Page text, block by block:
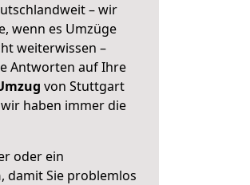
– wir
wenn es Umzüge
weiterwissen –
Antworten auf Ihre
von Stuttgart
haben immer die
oder ein
, damit Sie problemlos